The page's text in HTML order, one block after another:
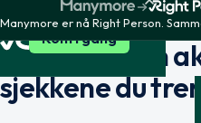
Manymore er nå Right Person.
Kom i gang
BYGG DIN EGEN SJEKK
Sett sammen
sjekkene du